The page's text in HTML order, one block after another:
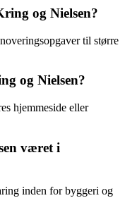
og Nielsen?
til større
og Nielsen?
hjemmeside eller
været i
inden for byggeri og